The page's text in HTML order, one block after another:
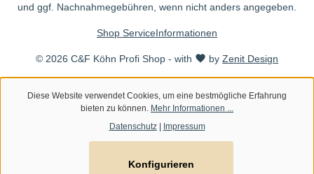
und ggf. Nachnahmegebühren, wenn nicht anders angegeben.
© 2026 C&F Köhn Profi Shop - with byZenit Design
Shop ServiceInformationen
Diese Website verwendet Cookies, um eine bestmögliche Erfahrung
bieten zu können. Mehr Informationen ...
Datenschutz| Impressum
Konfigurieren